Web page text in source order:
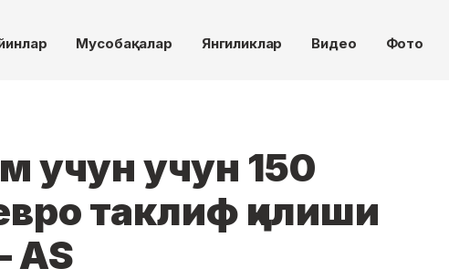
Мусобақалар Янгиликлар Видео Фото
учун учун 150
таклиф қилиши
AS